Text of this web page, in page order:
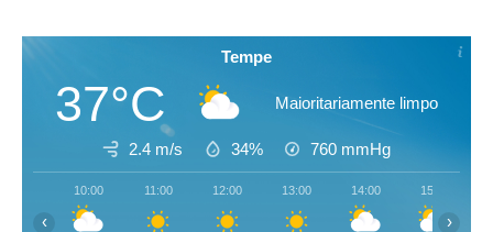
Tempe
37°C Maioritariamente limpo
2.4 m/s 34% 760 mmHg
10:00 11:00 12:00 13:00 14:00 15:00
‹ ›